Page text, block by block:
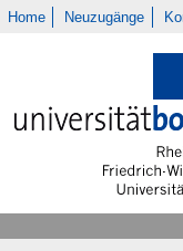
Home Neuzugänge